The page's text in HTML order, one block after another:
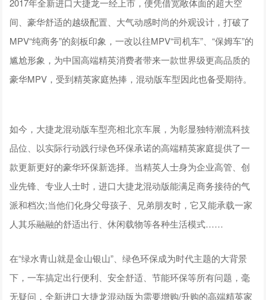
2017年全新进口大捷龙一经上市，便凭借宽敞体面的超大空
间、豪华舒适的越级配置、大气动感时尚的外观设计，打破了
MPV“纯商务”的刻板印象，一改以往MPV“司机车”、“保姆车”的
尴尬形象，为中国高端精英消费者带来一款世界级更高品质的
豪华MPV，受到精英家庭热捧，混动版车型因此也备受期待。
如今，大捷龙混动版车型亮相北京车展，为彰显独特潮流科技
品位、以实际行动践行绿色环保承诺的高端精英家庭提供了一
款更新更好的豪华环保新选择。当精英人士身为企业高管、创
业先锋、专业人士时，进口大捷龙混动版能满足商务接待的气
派和档次;当他们化身父母孩子、兄弟朋友时，它又能承载一家
人其乐融融的舒适出行、休闲载物等各种生活模式……
在“绿水青山就是金山银山”、绿色环保成为时代主题的大背景
下，一车搞定出行便利、安全舒适、节能环保等所有问题，毫
无疑问，全新进口大捷龙混动版为需要增购/升购的高端精英家